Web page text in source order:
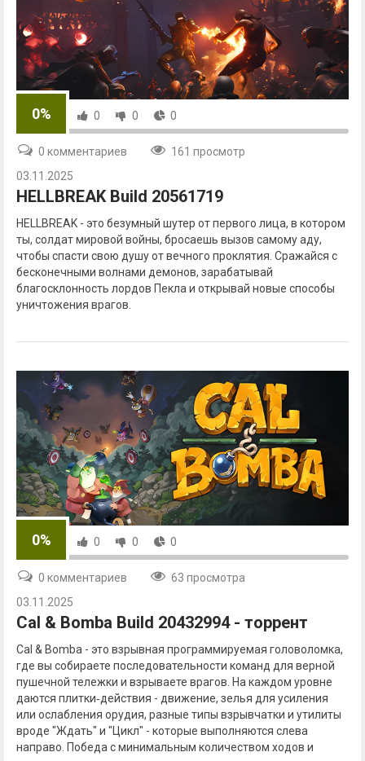
0% 0 0 0
0 комментариев
161 просмотр
03.11.2025
HELLBREAK Build 20561719
HELLBREAK - это безумный шутер от первого лица, в котором
ты, солдат мировой войны, бросаешь вызов самому аду,
чтобы спасти свою душу от вечного проклятия. Сражайся с
бесконечными волнами демонов, зарабатывай
благосклонность лордов Пекла и открывай новые способы
уничтожения врагов.
0% 0 0 0
0 комментариев
63 просмотра
03.11.2025
Cal & Bomba Build 20432994 - торрент
Cal & Bomba - это взрывная программируемая головоломка,
где вы собираете последовательности команд для верной
пушечной тележки и взрываете врагов. На каждом уровне
даются плитки‑действия - движение, зелья для усиления
или ослабления орудия, разные типы взрывчатки и утилиты
вроде "Ждать" и "Цикл" - которые выполняются слева
направо. Победа с минимальным количеством ходов и